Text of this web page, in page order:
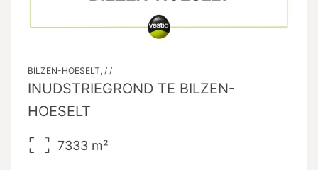
BILZEN-HOESELT, / /
INUDSTRIEGROND TE BILZEN-
HOESELT
7333 m²